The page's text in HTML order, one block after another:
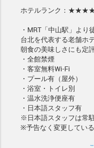
ホテルランク：
・MRT「中山駅」より
台北を代表する老舗ホ
朝食の美味しさにも定
・全館禁煙
・客室無料Wi-Fi
・プール有（屋外）
・浴室・トイレ別
・温水洗浄便座有
・日本語スタッフ有
※日本語スタッフは常
※予告なく変更してい